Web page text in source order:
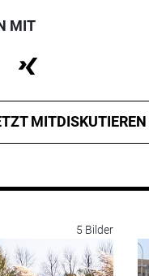
MIT
MITDISKUTIEREN
5 Bilder